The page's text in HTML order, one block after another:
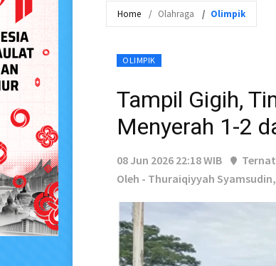
Home Olahraga Olimpik
OLIMPIK
Tampil Gigih,
Menyerah 1-2
08 Jun 2026 22:18 WIB
Oleh - Thuraiqiyyah Syamsudin,